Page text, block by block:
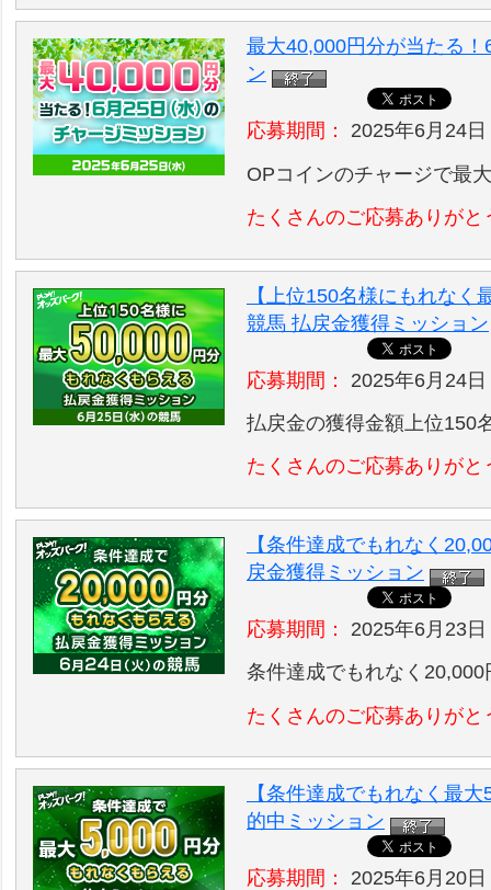
最大40,000円分が当たる
ン
応募期間：
2025年6月24
OPコインのチャージで最
たくさんのご応募ありがと
【上位150名様にもれな
競馬 払戻金獲得ミッション
応募期間：
2025年6月24
払戻金の獲得金額上位150
たくさんのご応募ありがと
【条件達成でもれなく
戻金獲得ミッション
応募期間：
2025年6月23
条件達成でもれなく
たくさんのご応募ありがと
【条件達成でもれなく最
的中ミッション
応募期間：
2025年6月20